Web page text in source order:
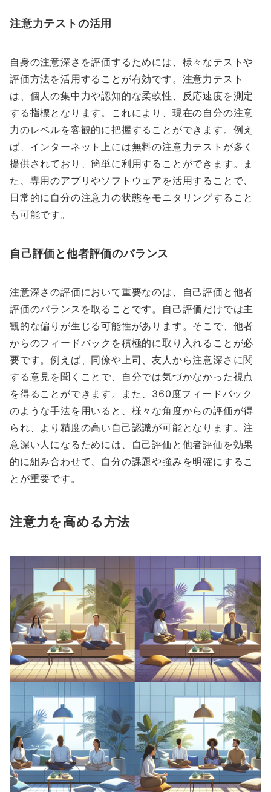
注意力テストの活用
自身の注意深さを評価するためには、様々なテストや
評価方法を活用することが有効です。注意力テスト
は、個人の集中力や認知的な柔軟性、反応速度を測定
する指標となります。これにより、現在の自分の注意
力のレベルを客観的に把握することができます。例え
ば、インターネット上には無料の注意力テストが多く
提供されており、簡単に利用することができます。ま
た、専用のアプリやソフトウェアを活用することで、
日常的に自分の注意力の状態をモニタリングすること
も可能です。
自己評価と他者評価のバランス
注意深さの評価において重要なのは、自己評価と他者
評価のバランスを取ることです。自己評価だけでは主
観的な偏りが生じる可能性があります。そこで、他者
からのフィードバックを積極的に取り入れることが必
要です。例えば、同僚や上司、友人から注意深さに関
する意見を聞くことで、自分では気づかなかった視点
を得ることができます。また、360度フィードバック
のような手法を用いると、様々な角度からの評価が得
られ、より精度の高い自己認識が可能となります。注
意深い人になるためには、自己評価と他者評価を効果
的に組み合わせて、自分の課題や強みを明確にするこ
とが重要です。
注意力を高める方法